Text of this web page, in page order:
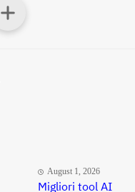
August 1, 2026
Migliori tool AI